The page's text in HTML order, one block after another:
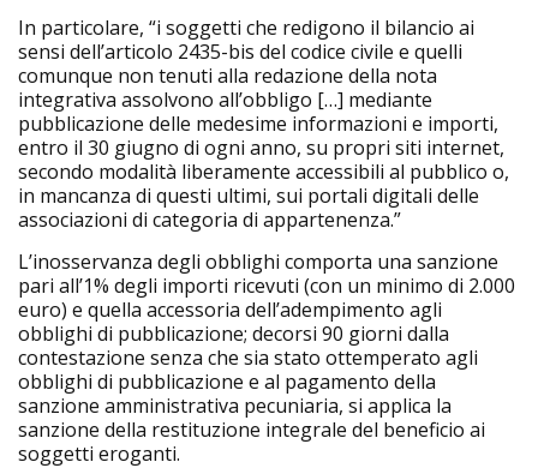
In particolare, “i soggetti che redigono il bilancio ai
sensi dell’articolo 2435-bis del codice civile e quelli
comunque non tenuti alla redazione della nota
integrativa assolvono all’obbligo […] mediante
pubblicazione delle medesime informazioni e importi,
entro il 30 giugno di ogni anno, su propri siti internet,
secondo modalità liberamente accessibili al pubblico o,
in mancanza di questi ultimi, sui portali digitali delle
associazioni di categoria di appartenenza.”
L’inosservanza degli obblighi comporta una sanzione
pari all’1% degli importi ricevuti (con un minimo di 2.000
euro) e quella accessoria dell’adempimento agli
obblighi di pubblicazione; decorsi 90 giorni dalla
contestazione senza che sia stato ottemperato agli
obblighi di pubblicazione e al pagamento della
sanzione amministrativa pecuniaria, si applica la
sanzione della restituzione integrale del beneficio ai
soggetti eroganti.